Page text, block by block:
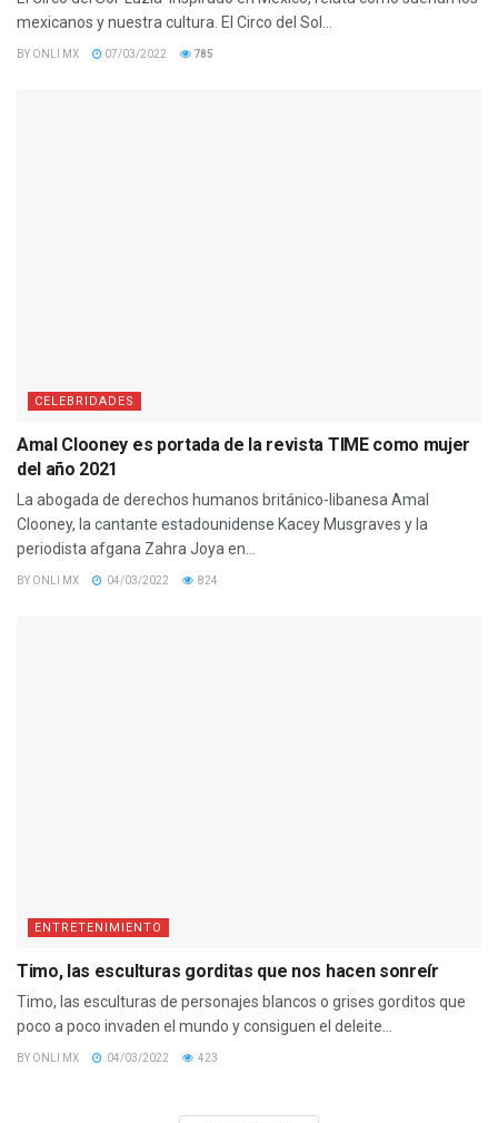
mexicanos y nuestra cultura. El Circo del Sol...
BY ONLI MX 07/03/2022 785
CELEBRIDADES
Amal Clooney es portada de la revista TIME como mujer
del año 2021
La abogada de derechos humanos británico-libanesa Amal
Clooney, la cantante estadounidense Kacey Musgraves y la
periodista afgana Zahra Joya en...
BY ONLI MX 04/03/2022 824
ENTRETENIMIENTO
Timo, las esculturas gorditas que nos hacen sonreír
Timo, las esculturas de personajes blancos o grises gorditos que
poco a poco invaden el mundo y consiguen el deleite...
BY ONLI MX 04/03/2022 423